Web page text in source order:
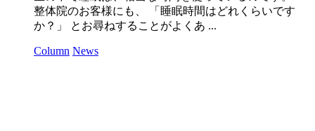
整体院のお客様にも、 「睡眠時間はどれくらいです
か？」 とお尋ねすることがよくあ ...
Column News